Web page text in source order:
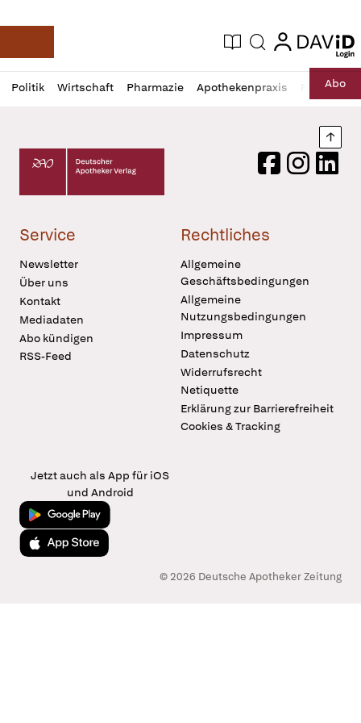
Deutsche Apotheker Zeitung
Aktuelle Ausgabe
Suche login
login
Politik Wirtschaft Pharmazie Apothekenpraxis RechtAbo
Profil
öffnen
Daz
Pur
Deutscher Apotheker Verlag Logo
FacebookInstagram
Service
Newsletter
Über uns
Kontakt
Mediadaten
Abo kündigen
RSS-Feed
Rechtliches
Allgemeine
Geschäftsbedingungen
Allgemeine
Nutzungsbedingungen
Impressum
Datenschutz
Widerrufsrecht
Netiquette
Erklärung zur Barrierefreiheit
Cookies & Tracking
Jetzt auch als App für iOS
und Android
Jetzt bei Google Play
Laden im App Store
© 2026 Deutsche Apotheker Zeitung